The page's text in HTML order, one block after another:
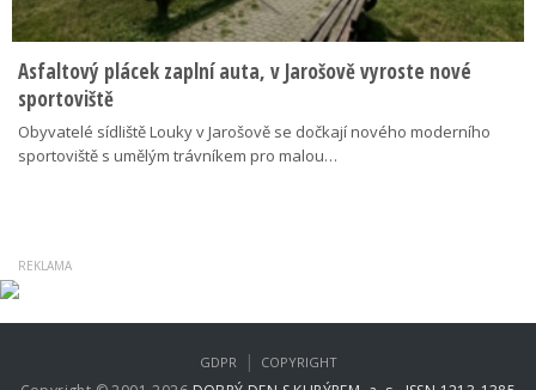
Asfaltový plácek zaplní auta, v Jarošově vyroste nové
sportoviště
Obyvatelé sídliště Louky v Jarošově se dočkají nového moderního
sportoviště s umělým trávníkem pro malou…
GDPR | COPYRIGHT